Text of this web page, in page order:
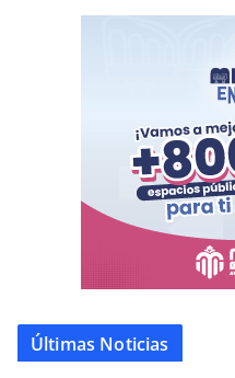
Últimas Noticias